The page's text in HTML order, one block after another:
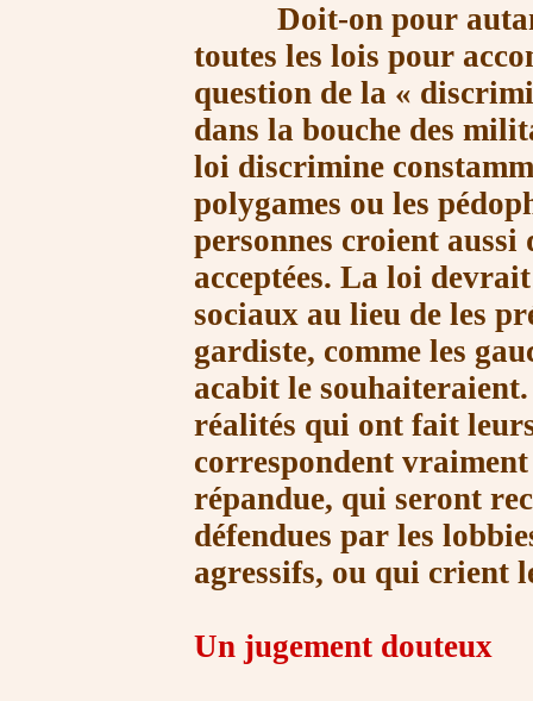
Doit-on pour autant
toutes les lois pour
question de la «
dans la bouche des
loi discrimine
polygames ou les
personnes croient
acceptées. La loi
sociaux au lieu de les
gardiste, comme les
acabit le
réalités qui ont fait
correspondent
répandue, qui seront
défendues par les
agressifs, ou qui crient
Un jugement douteux